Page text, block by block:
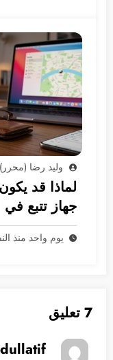
وليد رضا (محرر)
جهاز تتبع
يوم واحد منذ
7 تعليق